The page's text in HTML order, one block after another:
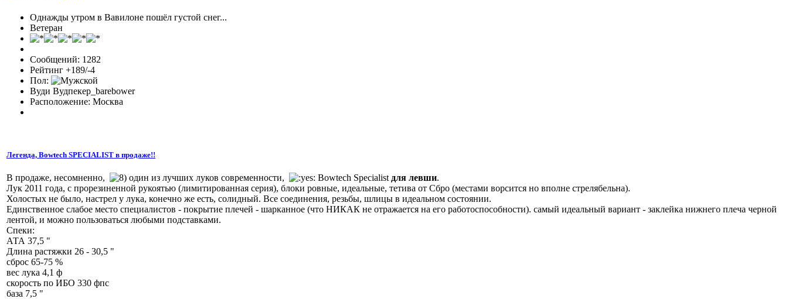
Однажды утром в Вавилоне пошёл густой снег...
Ветеран
Сообщений: 1282
Рейтинг +189/-4
Пол:
Вуди Вудпекер_barebower
Расположение: Москва
Легенда, Bowtech SPECIALIST в продаже!!
В продаже, несомненно, один из лучших луков современности, Bowtech Specialist для левши.
Лук 2011 года, с прорезиненной рукоятью (лимитированная серия), блоки ровные, идеальные, тетива от Сбро (местами ворсится но вполне стрелябельна).
Холостых не было, настрел у лука, конечно же есть, солидный. Все соединения, резьбы, шлицы в идеальном состоянии.
Единственное слабое место специалистов - покрытие плечей - шарканное (что НИКАК не отражается на его работоспособности). самый идеальный вариант - заклейка нижнего плеча черной
лентой, и можно пользоваться любыми подставками.
Спеки:
АТА 37,5 "
Длина растяжки 26 - 30,5 "
сброс 65-75 %
вес лука 4,1 ф
скорость по ИБО 330 фпс
база 7,5 "